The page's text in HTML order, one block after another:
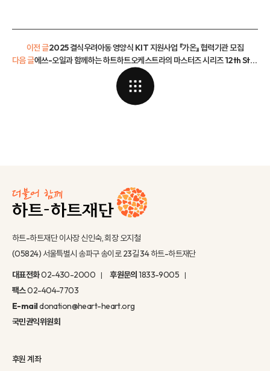
이전 글2025 결식우려아동 영양식 KIT 지원사업 『가온』 협력기관 모집
에쓰-오일과 함께하는 하트하트오케스트라의 마스터즈 시리즈 12th Stage 공연 신청 안내
다음 글
하트-하트재단 이사장 신인숙, 회장 오지철
(05824) 서울특별시 송파구 송이로 23길 34 하트-하트재단
대표전화02-430-2000 후원문의 1833-9005
팩스02-404-7703
E-maildonation@heart-heart.org
국민권익위원회
후원 계좌